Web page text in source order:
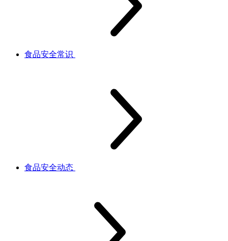
食品安全常识
食品安全动态